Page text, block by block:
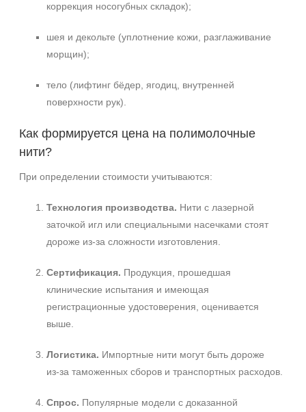
коррекция носогубных складок);
шея и декольте (уплотнение кожи, разглаживание
морщин);
тело (лифтинг бёдер, ягодиц, внутренней
поверхности рук).
Как формируется цена на полимолочные
нити?
При определении стоимости учитываются:
Технология производства. Нити с лазерной
заточкой игл или специальными насечками стоят
дороже из‑за сложности изготовления.
Сертификация. Продукция, прошедшая
клинические испытания и имеющая
регистрационные удостоверения, оценивается
выше.
Логистика. Импортные нити могут быть дороже
из‑за таможенных сборов и транспортных расходов.
Спрос. Популярные модели с доказанной